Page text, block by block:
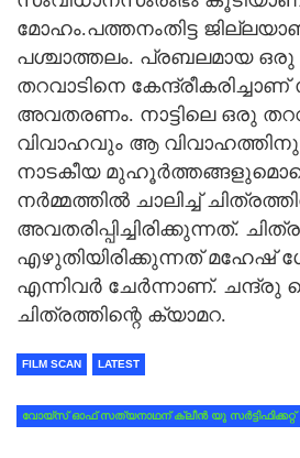
മോഹം.പത്തനംതിട്ട
പശ്ചാത്തലം. പ്രബലമായ
തറവാടിനെ
അവതരണം. നാട്ടിലെ ഒരു
വിവാഹവും ആ വിവാഹത്തിനു
നാടകീയ
നർമ്മത്തിൽ ചാലിച്ച്
അവതരിപ്പിച്ചിരിക്കുന്നത്.
എഴുതിയിരിക്കുന്നത് മഹേഷ്
എന്നിവര്‍ ചേര്‍ന്നാണ്.
ചിത്രത്തിന്റെ ക്യാമറ.
FILM SCAN LATEST
വോയ്‌സ് ഓഫ് സത്യനാഥന് ക്ലീൻ യു സർട്ടിഫിക്കറ്റ്